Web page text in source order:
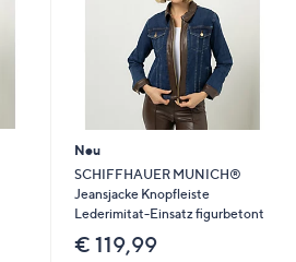
Neu
SCHIFFHAUER MUNICH®
Jeansjacke Knopfleiste
Lederimitat-Einsatz figurbetont
€ 119,99